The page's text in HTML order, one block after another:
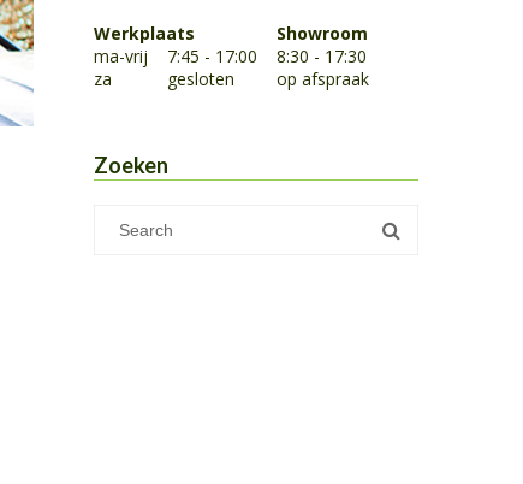
Werkplaats
Showroom
ma-vrij 7:45 - 17:00 8:30 - 17:30
za
gesloten op afspraak
Zoeken